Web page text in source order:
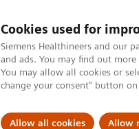
Cookies used for
Siemens Healthineers and our
and ads. You may find out
You may allow all cookies or
change your consent" button
Allow all cookies Allow
Especialidades